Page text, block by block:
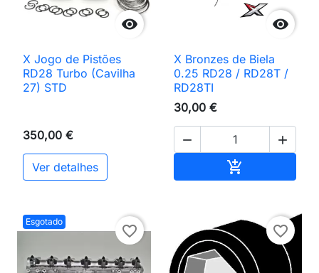

X Jogo de Pistões
RD28 Turbo (Cavilha
27) STD
350,00 €
Ver detalhes

X Bronzes de Biela
0.25 RD28 / RD28T /
RD28TI
30,00 €
 

Esgotado
favorite_border favorite_border